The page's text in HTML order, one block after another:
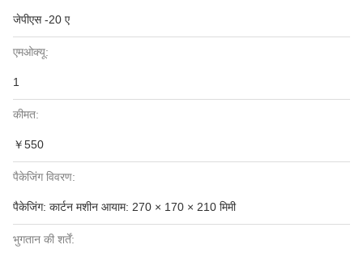
जेपीएस -20 ए
एमओक्यू:
1
कीमत:
￥550
पैकेजिंग विवरण:
पैकेजिंग: कार्टन मशीन आयाम: 270 × 170 × 210 मिमी
भुगतान की शर्तें: